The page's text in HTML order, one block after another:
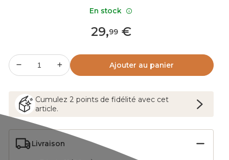
29,99€
Ajouter au panier
Cumulez 2 pointsde fidélité avec cet
article.
Livraison